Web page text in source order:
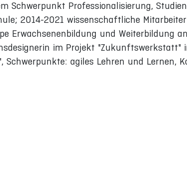
Schwerpunkt Professionalisierung,
2014-2021 wissenschaftliche
Erwachsenenbildung und Weiterbildung
im Projekt "Zukunftswerkstatt"
agiles Lehren und Lernen,